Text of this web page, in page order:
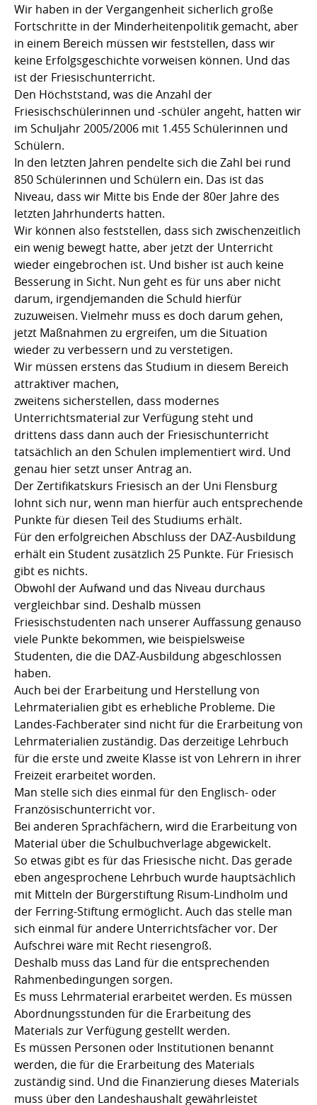
Wir haben in der Vergangenheit sicherlich große
Fortschritte in der Minderheitenpolitik gemacht, aber
in einem Bereich müssen wir feststellen, dass wir
keine Erfolgsgeschichte vorweisen können. Und das
ist der Friesischunterricht.
Den Höchststand, was die Anzahl der
Friesischschülerinnen und -schüler angeht, hatten wir
im Schuljahr 2005/2006 mit 1.455 Schülerinnen und
Schülern.
In den letzten Jahren pendelte sich die Zahl bei rund
850 Schülerinnen und Schülern ein. Das ist das
Niveau, dass wir Mitte bis Ende der 80er Jahre des
letzten Jahrhunderts hatten.
Wir können also feststellen, dass sich zwischenzeitlich
ein wenig bewegt hatte, aber jetzt der Unterricht
wieder eingebrochen ist. Und bisher ist auch keine
Besserung in Sicht. Nun geht es für uns aber nicht
darum, irgendjemanden die Schuld hierfür
zuzuweisen. Vielmehr muss es doch darum gehen,
jetzt Maßnahmen zu ergreifen, um die Situation
wieder zu verbessern und zu verstetigen.
Wir müssen erstens das Studium in diesem Bereich
attraktiver machen,
zweitens sicherstellen, dass modernes
Unterrichtsmaterial zur Verfügung steht und
drittens dass dann auch der Friesischunterricht
tatsächlich an den Schulen implementiert wird. Und
genau hier setzt unser Antrag an.
Der Zertifikatskurs Friesisch an der Uni Flensburg
lohnt sich nur, wenn man hierfür auch entsprechende
Punkte für diesen Teil des Studiums erhält.
Für den erfolgreichen Abschluss der DAZ-Ausbildung
erhält ein Student zusätzlich 25 Punkte. Für Friesisch
gibt es nichts.
Obwohl der Aufwand und das Niveau durchaus
vergleichbar sind. Deshalb müssen
Friesischstudenten nach unserer Auffassung genauso
viele Punkte bekommen, wie beispielsweise
Studenten, die die DAZ-Ausbildung abgeschlossen
haben.
Auch bei der Erarbeitung und Herstellung von
Lehrmaterialien gibt es erhebliche Probleme. Die
Landes-Fachberater sind nicht für die Erarbeitung von
Lehrmaterialien zuständig. Das derzeitige Lehrbuch
für die erste und zweite Klasse ist von Lehrern in ihrer
Freizeit erarbeitet worden.
Man stelle sich dies einmal für den Englisch- oder
Französischunterricht vor.
Bei anderen Sprachfächern, wird die Erarbeitung von
Material über die Schulbuchverlage abgewickelt.
So etwas gibt es für das Friesische nicht. Das gerade
eben angesprochene Lehrbuch wurde hauptsächlich
mit Mitteln der Bürgerstiftung Risum-Lindholm und
der Ferring-Stiftung ermöglicht. Auch das stelle man
sich einmal für andere Unterrichtsfächer vor. Der
Aufschrei wäre mit Recht riesengroß.
Deshalb muss das Land für die entsprechenden
Rahmenbedingungen sorgen.
Es muss Lehrmaterial erarbeitet werden. Es müssen
Abordnungsstunden für die Erarbeitung des
Materials zur Verfügung gestellt werden.
Es müssen Personen oder Institutionen benannt
werden, die für die Erarbeitung des Materials
zuständig sind. Und die Finanzierung dieses Materials
muss über den Landeshaushalt gewährleistet